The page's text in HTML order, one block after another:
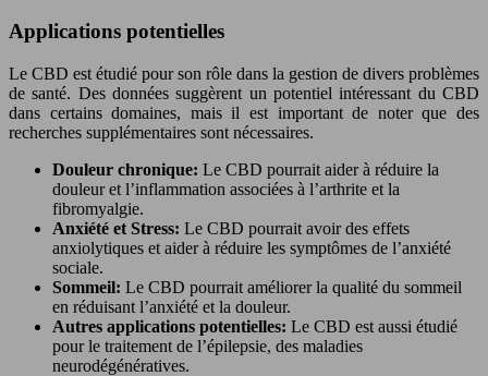
Applications potentielles
Le CBD est étudié pour son rôle dans la gestion de divers problèmes
de santé. Des données suggèrent un potentiel intéressant du CBD
dans certains domaines, mais il est important de noter que des
recherches supplémentaires sont nécessaires.
Douleur chronique: Le CBD pourrait aider à réduire la
douleur et l’inflammation associées à l’arthrite et la
fibromyalgie.
Anxiété et Stress: Le CBD pourrait avoir des effets
anxiolytiques et aider à réduire les symptômes de l’anxiété
sociale.
Sommeil: Le CBD pourrait améliorer la qualité du sommeil
en réduisant l’anxiété et la douleur.
Autres applications potentielles: Le CBD est aussi étudié
pour le traitement de l’épilepsie, des maladies
neurodégénératives.